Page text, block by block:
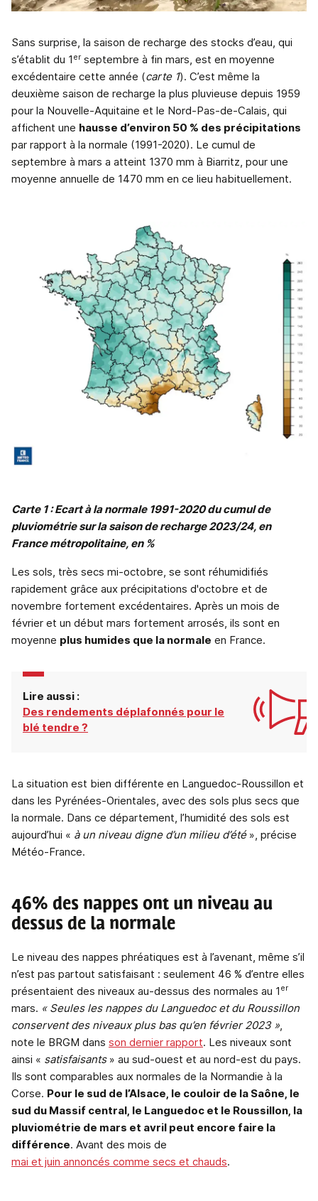
Sans surprise, la saison de recharge des stocks d’eau, qui
s’établit du 1 er septembre à fin mars, est en moyenne
excédentaire cette année (carte 1). C’est même la
deuxième saison de recharge la plus pluvieuse depuis 1959
pour la Nouvelle-Aquitaine et le Nord-Pas-de-Calais, qui
affichent une hausse d’environ 50 % des précipitations
par rapport à la normale (1991-2020). Le cumul de
septembre à mars a atteint 1370 mm à Biarritz, pour une
moyenne annuelle de 1470 mm en ce lieu habituellement.
Carte 1 : Ecart à la normale 1991-2020 du cumul de
pluviométrie sur la saison de recharge 2023/24, en
France métropolitaine, en %
Les sols, très secs mi-octobre, se sont réhumidifiés
rapidement grâce aux précipitations d'octobre et de
novembre fortement excédentaires. Après un mois de
février et un début mars fortement arrosés, ils sont en
moyenne plus humides que la normale en France.
Lire aussi :
Des rendements déplafonnés pour le
blé tendre ?
La situation est bien différente en Languedoc-Roussillon et
dans les Pyrénées-Orientales, avec des sols plus secs que
la normale. Dans ce département, l’humidité des sols est
aujourd’hui « à un niveau digne d’un milieu d’été», précise
Météo-France.
46% des nappes ont un niveau au
dessus de la normale
Le niveau des nappes phréatiques est à l’avenant, même s’il
n’est pas partout satisfaisant : seulement 46 % d’entre elles
présentaient des niveaux au-dessus des normales au 1 er
mars. « Seules les nappes du Languedoc et du Roussillon
conservent des niveaux plus bas qu’en février 2023 »
note le BRGM dans son dernier rapport. Les niveaux sont
ainsi « satisfaisants » au sud-ouest et au nord-est du pays.
Ils sont comparables aux normales de la Normandie à la
Corse. Pour le sud de l’Alsace, le couloir de la Saône, le
sud du Massif central, le Languedoc et le Roussillon, la
pluviométrie de mars et avril peut encore faire la
différence. Avant des mois de
mai et juin annoncés comme secs et chauds.